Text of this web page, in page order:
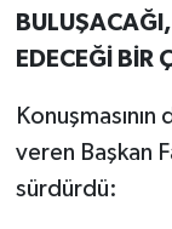
EDECEĞİ BİR
veren Başkan
sürdürdü: